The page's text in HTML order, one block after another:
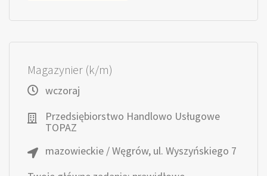
Magazynier (k/m)
wczoraj
Przedsiębiorstwo Handlowo Usługowe
TOPAZ
mazowieckie / Węgrów, ul. Wyszyńskiego 7